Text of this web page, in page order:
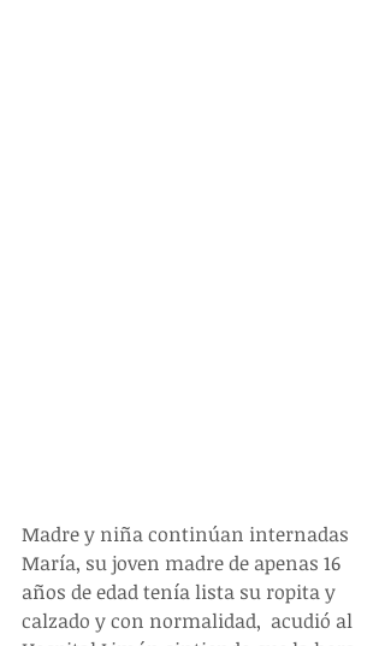
Madre y niña continúan internadas
María, su joven madre de apenas 16
años de edad tenía lista su ropita y
calzado y con normalidad,  acudió al